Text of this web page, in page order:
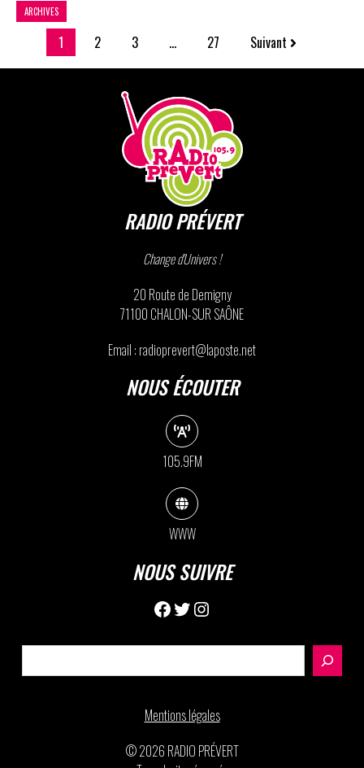
ARCHIVES
1 2 3 … 27 Suivant
RADIO PRÉVERT
Change d'Univers !
20 Route de Demigny
71100 CHALON-SUR SAÔNE
Email : radioprevert@laposte.net
NOUS ÉCOUTER
105.9FM
WWW
NOUS SUIVRE
Facebook
TwitterInstagram
Mentions légales
© 2026 RADIO PRÉVERT